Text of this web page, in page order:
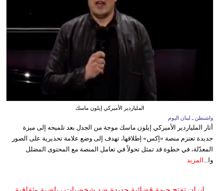
الملياردير الأميركي إيلون ماسك
واشنطن ـ لبنان اليوم
أثار الملياردير الأميركي إيلون ماسك موجة من الجدل بعد تلميحه إلى ميزة
جديدة تعتزم منصة «إكس» إطلاقها، تهدف إلى وضع علامة تحذيرية على الصور
المعدّلة، في خطوة قد تمثل تحولاً في تعامل المنصة مع المحتوى المضلل
وا... المزيد